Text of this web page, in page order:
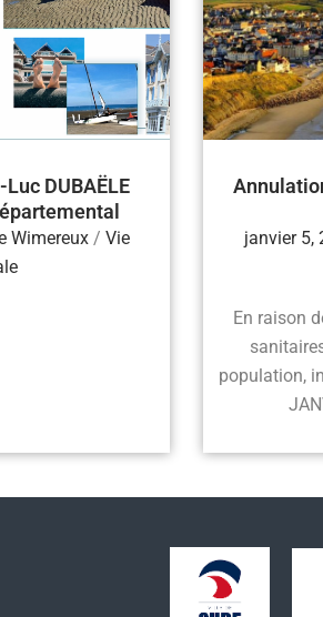
DUBAËLE
Wimereux / Vie
janvier 5,
En raison
population,